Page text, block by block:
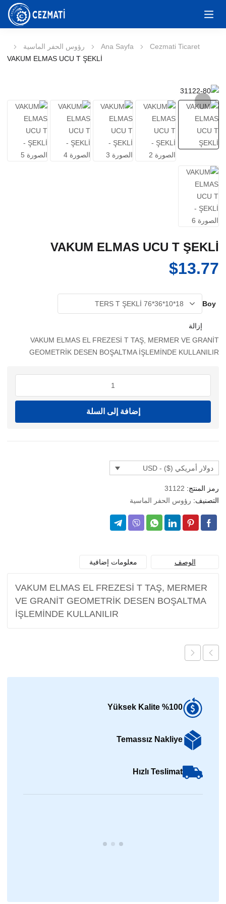
Ana Sayfa Cezmati Ticaret
رؤوس الحفر الماسية
VAKUM ELMAS UCU T ŞEKLİ
VAKUM ELMAS UCU T ŞEKLİ
$13.77
Boy
إزالة
VAKUM ELMAS EL FREZESİ T TAŞ, MERMER VE GRANİT
GEOMETRİK DESEN BOŞALTMA İŞLEMİNDE KULLANILIR
ELMAS
T
إضافة إلى السلة
دولار أمريكي ($) - USD
رمز المنتج: 31122
التصنيف: رؤوس الحفر الماسية
الوصف معلومات إضافية
VAKUM ELMAS EL FREZESİ T TAŞ, MERMER
VE GRANİT GEOMETRİK DESEN BOŞALTMA
İŞLEMİNDE KULLANILIR
%100 Yüksek Kalite
Temassız Nakliye
Hızlı Teslimat